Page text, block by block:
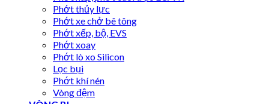
Phớt thủy lực
Phớt xe chở bê tông
Phớt xếp, bộ, EVS
Phớt xoay
Phớt lò xo Silicon
Lọc bụi
Phớt khí nén
Vòng đệm